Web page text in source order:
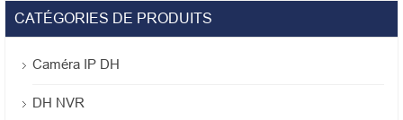
CATÉGORIES DE PRODUITS
Caméra IP DH
DH NVR